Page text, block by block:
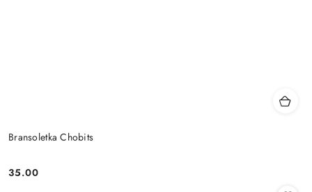
Bransoletka Chobits
Cena:
35.00